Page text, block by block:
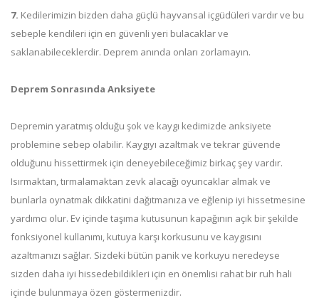
7. Kedilerimizin bizden daha güçlü hayvansal içgüdüleri vardır ve bu
sebeple kendileri için en güvenli yeri bulacaklar ve
saklanabileceklerdir. Deprem anında onları zorlamayın.
Deprem Sonrasında Anksiyete
Depremin yaratmış olduğu şok ve kaygı kedimizde anksiyete
problemine sebep olabilir. Kaygıyı azaltmak ve tekrar güvende
olduğunu hissettirmek için deneyebileceğimiz birkaç şey vardır.
Isırmaktan, tırmalamaktan zevk alacağı oyuncaklar almak ve
bunlarla oynatmak dikkatini dağıtmanıza ve eğlenip iyi hissetmesine
yardımcı olur. Ev içinde taşıma kutusunun kapağının açık bir şekilde
fonksiyonel kullanımı, kutuya karşı korkusunu ve kaygısını
azaltmanızı sağlar. Sizdeki bütün panik ve korkuyu neredeyse
sizden daha iyi hissedebildikleri için en önemlisi rahat bir ruh hali
içinde bulunmaya özen göstermenizdir.